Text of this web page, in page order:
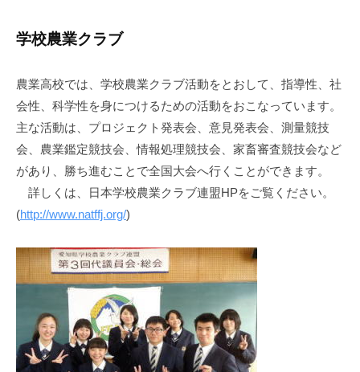
学校農業クラブ
農業高校では、学校農業クラブ活動をとおして、指導性、社
会性、科学性を身につけるための活動をおこなっています。
主な活動は、プロジェクト発表会、意見発表会、測量競技
会、農業鑑定競技会、情報処理競技会、家畜審査競技会など
があり、勝ち進むことで全国大会へ行くことができます。
詳しくは、日本学校農業クラブ連盟HPをご覧ください。
(http://www.natffj.org/)